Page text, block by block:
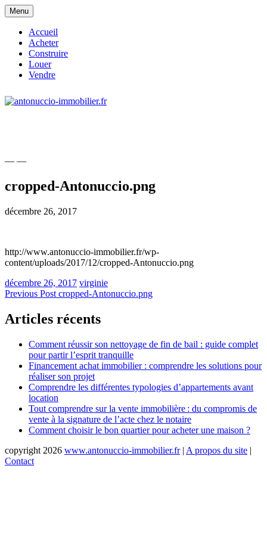
Skip
to
content
Menu
Accueil
Acheter
Construire
Louer
Vendre
— —
cropped-Antonuccio.png
décembre 26, 2017
http://www.antonuccio-immobilier.fr/wp-
content/uploads/2017/12/cropped-Antonuccio.png
décembre 26, 2017 virginie
Navigation
de
l’article
Previous Post cropped-Antonuccio.png
Articles récents
Comment réussir son nettoyage de fin de bail : guide complet
pour partir l’esprit tranquille
Financement achat immobilier : comprendre les solutions pour
réaliser son projet
Comprendre les différentes typologies d’appartements avant
location
Tout comprendre sur la vente immobilière : du compromis de
vente à la signature de l’acte chez le notaire
Comment choisir le bon quartier pour acheter une maison ?
copyright 2026 www.antonuccio-immobilier.fr | A propos du site |
Contact